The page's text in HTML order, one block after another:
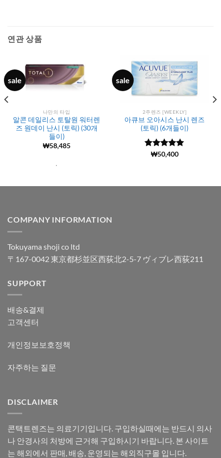
연관 상품
sale
나만의 타입
알콘 데일리스 토탈원 워터렌
즈 원데이 난시 (토릭) (30개
들이)
₩58,485
.
sale
2주렌즈 [WEEKLY]
아큐브 오아시스 난시 렌즈
(토릭) (6개들이)
5 중에서
(3659)
₩50,400
COMPANY INFORMATION
Tokuyama shoji co ltd
〒167-0042 東京都杉並区西荻北2-5-7 ヴィブレ西荻211
SUPPORT
배송&결제
고객센터
개인정보보호정책
자주하는 질문
DISCLAIMER
콘택트렌즈는 의료기기입니다. 구입하실때에는 반드시 의사
나 안경사의 처방에 근거해 구입하시기 바랍니다. 본 사이트
는 해외에서 판매, 배송, 운영되는 해외직구몰 입니다.